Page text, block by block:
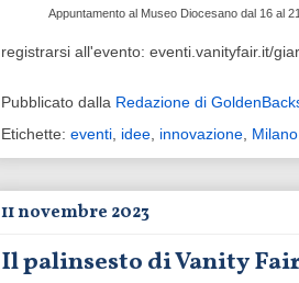
Appuntamento al Museo Diocesano dal 16 al
registrarsi all'evento: eventi.vanityfair.it/
Pubblicato dalla Redazione di
Etichette: eventi, idee, innovazione,
11 novembre 2023
Il palinsesto di Vanity